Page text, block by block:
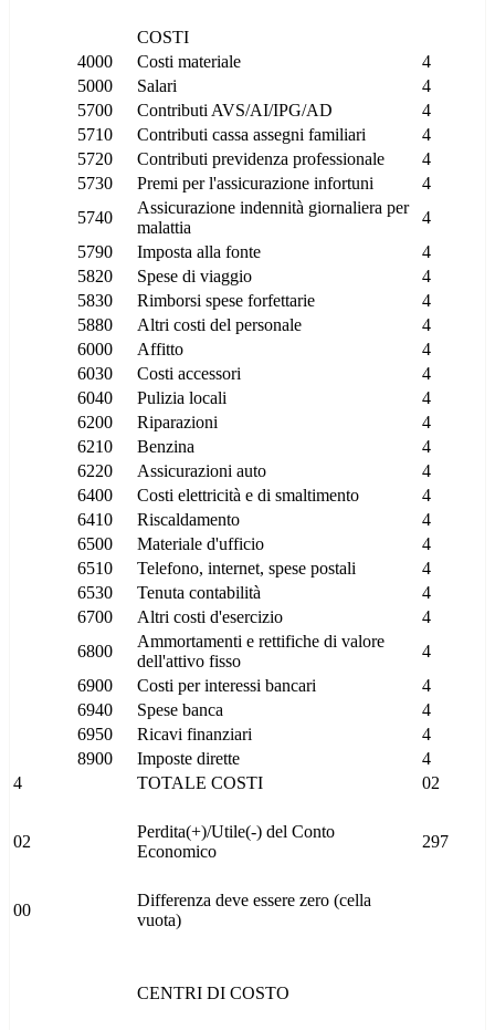
COSTI
4000
Costi materiale
4
5000
Salari
4
5700
Contributi AVS/AI/IPG/AD
4
5710
Contributi cassa assegni familiari
4
5720
Contributi previdenza professionale
4
5730
Premi per l'assicurazione infortuni
4
5740
Assicurazione indennità giornaliera per
malattia
4
5790
Imposta alla fonte
4
5820
Spese di viaggio
4
5830
Rimborsi spese forfettarie
4
5880
Altri costi del personale
4
6000
Affitto
4
6030
Costi accessori
4
6040
Pulizia locali
4
6200
Riparazioni
4
6210
Benzina
4
6220
Assicurazioni auto
4
6400
Costi elettricità e di smaltimento
4
6410
Riscaldamento
4
6500
Materiale d'ufficio
4
6510
Telefono, internet, spese postali
4
6530
Tenuta contabilità
4
6700
Altri costi d'esercizio
4
6800
Ammortamenti e rettifiche di valore
dell'attivo fisso
4
6900
Costi per interessi bancari
4
6940
Spese banca
4
6950
Ricavi finanziari
4
8900
Imposte dirette
4
4
TOTALE COSTI 02
02
Perdita(+)/Utile(-) del Conto
Economico
297
00
Differenza deve essere zero (cella
vuota)
CENTRI DI COSTO